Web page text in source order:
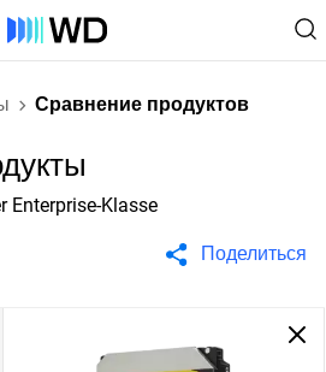
Сравнение продуктов
Enterprise-Klasse
Поделиться